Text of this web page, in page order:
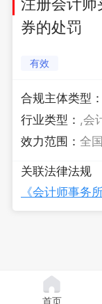
注册会计师
券的处罚
有效
合规主体类型：
行业类型： ,会
效力范围： 全国
关联法律法规
首页